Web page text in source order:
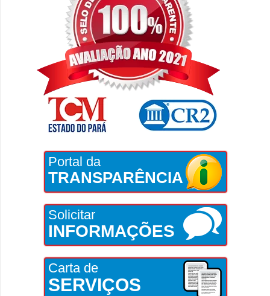
Portal da
TRANSPARÊNCIA
Solicitar
INFORMAÇÕES
Carta de
SERVIÇOS